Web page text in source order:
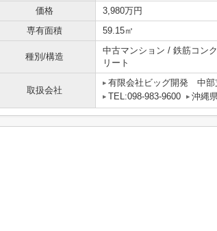
価格 3,980万円
専有面積
59.15㎡
種別/構造
中古マンション / 鉄筋コンク
リート
取扱会社
有限会社ビッグ開発 中部
TEL:098-983-9600
沖縄